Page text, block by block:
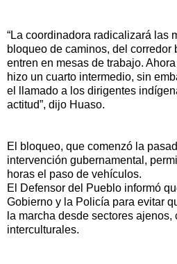
“La coordinadora radicalizará las
bloqueo de caminos, del corredor
entren en mesas de trabajo.
hizo un cuarto intermedio, sin
el llamado a los dirigentes
actitud”, dijo Huaso.
El bloqueo, que comenzó la
intervención gubernamental,
horas el paso de vehículos.
El Defensor del Pueblo informó
Gobierno y la Policía para evitar
la marcha desde sectores
interculturales.